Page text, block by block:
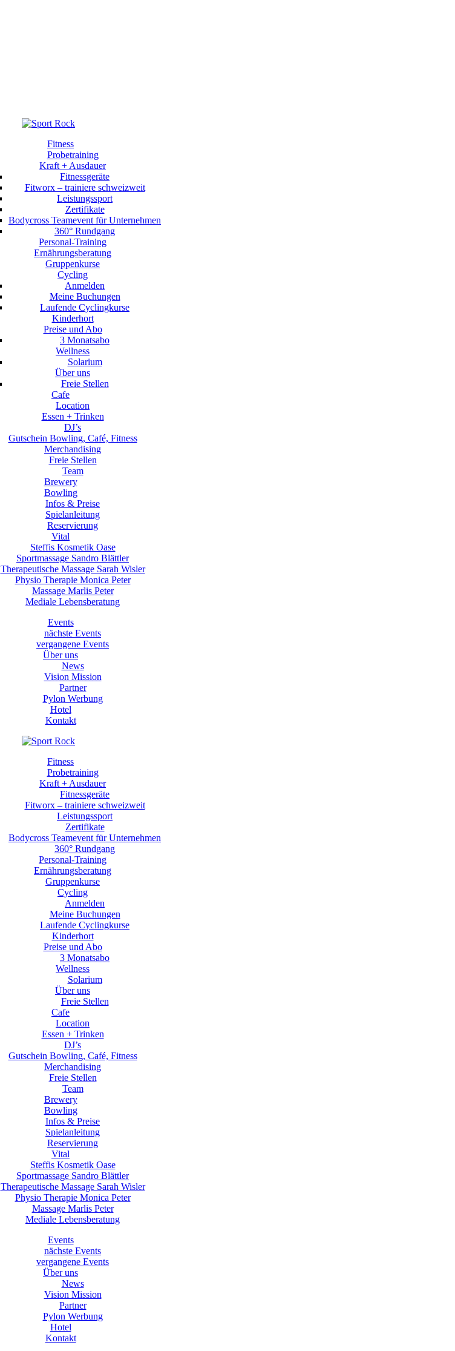
Fitness
Probetraining
Kraft + Ausdauer
Fitnessgeräte
Fitworx – trainiere schweizweit
Leistungssport
Zertifikate
Bodycross Teamevent für Unternehmen
360° Rundgang
Personal-Training
Ernährungsberatung
Gruppenkurse
Cycling
Anmelden
Meine Buchungen
Laufende Cyclingkurse
Kinderhort
Preise und Abo
3 Monatsabo
Wellness
Solarium
Über uns
Freie Stellen
Cafe
Location
Essen + Trinken
DJ’s
Gutschein Bowling, Café, Fitness
Merchandising
Freie Stellen
Team
Brewery
Bowling
Infos & Preise
Spielanleitung
Reservierung
Vital
Steffis Kosmetik Oase
Sportmassage Sandro Blättler
Therapeutische Massage Sarah Wisler
Physio Therapie Monica Peter
Massage Marlis Peter
Mediale Lebensberatung
Events
nächste Events
vergangene Events
Über uns
News
Vision Mission
Partner
Pylon Werbung
Hotel
Kontakt
Fitness
Probetraining
Kraft + Ausdauer
Fitnessgeräte
Fitworx – trainiere schweizweit
Leistungssport
Zertifikate
Bodycross Teamevent für Unternehmen
360° Rundgang
Personal-Training
Ernährungsberatung
Gruppenkurse
Cycling
Anmelden
Meine Buchungen
Laufende Cyclingkurse
Kinderhort
Preise und Abo
3 Monatsabo
Wellness
Solarium
Über uns
Freie Stellen
Cafe
Location
Essen + Trinken
DJ’s
Gutschein Bowling, Café, Fitness
Merchandising
Freie Stellen
Team
Brewery
Bowling
Infos & Preise
Spielanleitung
Reservierung
Vital
Steffis Kosmetik Oase
Sportmassage Sandro Blättler
Therapeutische Massage Sarah Wisler
Physio Therapie Monica Peter
Massage Marlis Peter
Mediale Lebensberatung
Events
nächste Events
vergangene Events
Über uns
News
Vision Mission
Partner
Pylon Werbung
Hotel
Kontakt